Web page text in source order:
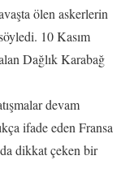
ölen askerlerin
10 Kasım
Dağlık Karabağ
devam
ifade eden Fransa
dikkat çeken bir